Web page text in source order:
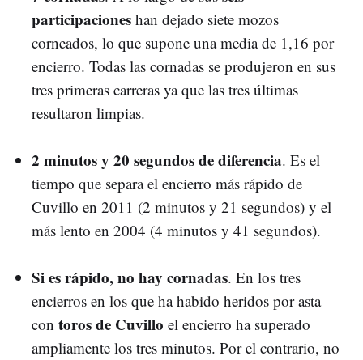
participaciones han dejado siete mozos
corneados, lo que supone una media de 1,16 por
encierro. Todas las cornadas se produjeron en sus
tres primeras carreras ya que las tres últimas
resultaron limpias.
2 minutos y 20 segundos de diferencia. Es el
tiempo que separa el encierro más rápido de
Cuvillo en 2011 (2 minutos y 21 segundos) y el
más lento en 2004 (4 minutos y 41 segundos).
Si es rápido, no hay cornadas. En los tres
encierros en los que ha habido heridos por asta
con toros de Cuvillo el encierro ha superado
ampliamente los tres minutos. Por el contrario, no